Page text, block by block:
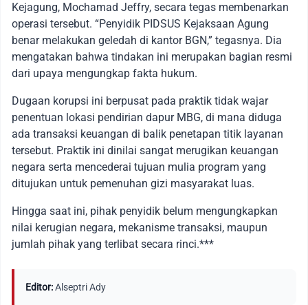
Kejagung, Mochamad Jeffry, secara tegas membenarkan
operasi tersebut. “Penyidik PIDSUS Kejaksaan Agung
benar melakukan geledah di kantor BGN,” tegasnya. Dia
mengatakan bahwa tindakan ini merupakan bagian resmi
dari upaya mengungkap fakta hukum.
Dugaan korupsi ini berpusat pada praktik tidak wajar
penentuan lokasi pendirian dapur MBG, di mana diduga
ada transaksi keuangan di balik penetapan titik layanan
tersebut. Praktik ini dinilai sangat merugikan keuangan
negara serta mencederai tujuan mulia program yang
ditujukan untuk pemenuhan gizi masyarakat luas.
Hingga saat ini, pihak penyidik belum mengungkapkan
nilai kerugian negara, mekanisme transaksi, maupun
jumlah pihak yang terlibat secara rinci.***
Editor:Alseptri Ady